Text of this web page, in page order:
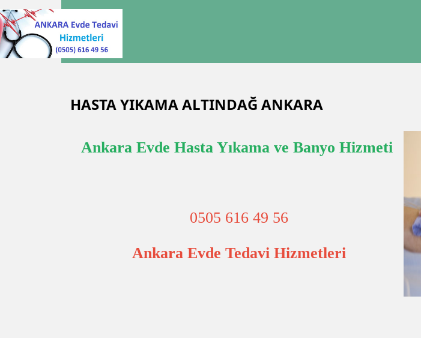
HASTA YIKAMA ALTINDAĞ ANKARA
Ankara Evde Hasta Yıkama ve Banyo Hizmeti
0505 616 49 56
Ankara Evde Tedavi Hizmetleri